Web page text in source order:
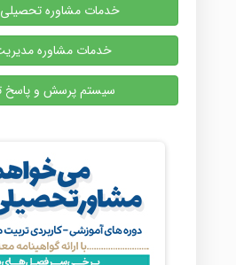
خدمات مشاوره
خدمات مشاوره
سیستم پرسش و پاسخ